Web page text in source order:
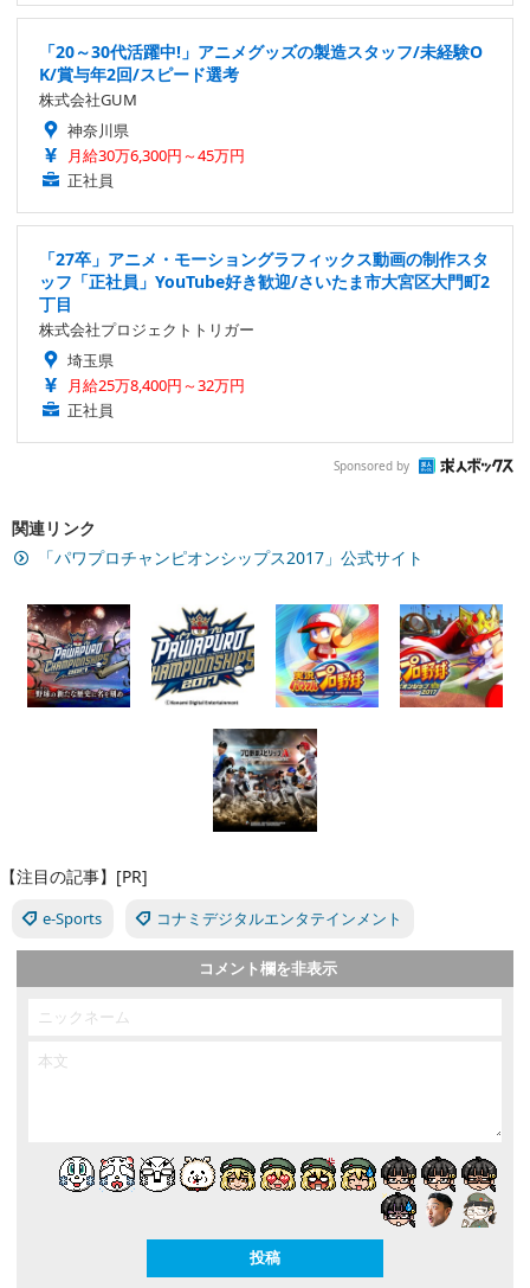
「20～30代活躍中!」アニメグッズの製造スタッフ/未経験O
K/賞与年2回/スピード選考
株式会社GUM
神奈川県
月給30万6,300円～45万円
正社員
「27卒」アニメ・モーショングラフィックス動画の制作スタ
ッフ「正社員」YouTube好き歓迎/さいたま市大宮区大門町2
丁目
株式会社プロジェクトトリガー
埼玉県
月給25万8,400円～32万円
正社員
Sponsored by
関連リンク
「パワプロチャンピオンシップス2017」公式サイト
【注目の記事】[PR]
e-Sports コナミデジタルエンタテインメント
コメント欄を非表示